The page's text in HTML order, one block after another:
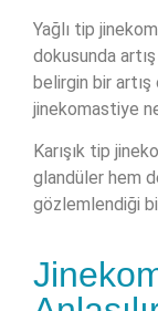
Yağlı tip
dokusunda
belirgin bir artış
jinekomastiye
Karışık tip
glandüler hem
gözlemlendiği